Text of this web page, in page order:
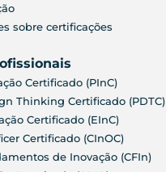
sobre certificações
Certificado (PInC)
Thinking Certificado (PDTC)
Certificado (EInC)
Certificado (CInOC)
de Inovação (CFIn)